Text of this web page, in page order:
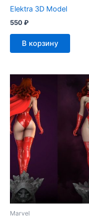
Elektra 3D Model
550₽
В корзину
Marvel